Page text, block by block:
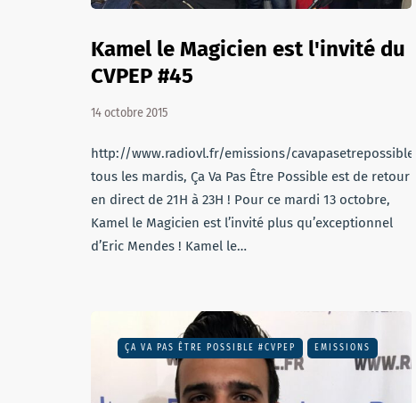
Kamel le Magicien est l'invité du
CVPEP #45
14 octobre 2015
http://www.radiovl.fr/emissions/
tous les mardis, Ça Va Pas Être Possible est de retour
en direct de 21H à 23H ! Pour ce mardi 13 octobre,
Kamel le Magicien est l’invité plus qu’exceptionnel
d’Eric Mendes ! Kamel le…
ÇA VA PAS ÊTRE POSSIBLE #CVPEP EMISSIONS